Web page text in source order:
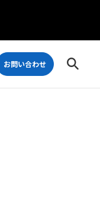
お問い合わせ